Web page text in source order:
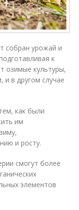
собран урожай и
к
озимые культуры,
и в другом случае
как были
им
и росту.
смогут более
элементов